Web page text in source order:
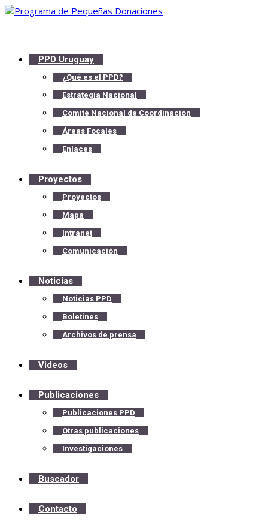
PPD Uruguay
¿Qué es el PPD?
Estrategia Nacional
Comité Nacional de Coordinación
Áreas Focales
Enlaces
Proyectos
Proyectos
Mapa
Intranet
Comunicación
Noticias
Noticias PPD
Boletines
Archivos de prensa
Videos
Publicaciones
Publicaciones PPD
Otras publicaciones
Investigaciones
Buscador
Contacto